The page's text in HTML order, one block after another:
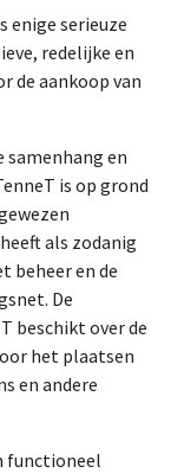
enige serieuze
redelijke en
de aankoop van
en
is op grond
als zodanig
beheer en de
De
beschikt over de
het plaatsen
en andere
functioneel